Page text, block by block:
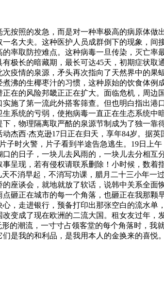
照的发急，而是对一种率极高的病原体做
名大夫。这种医护人员成群倒下的现象，间
率取防控难点。这种病毒一旦传染，灭亡率
极长的暗藏期，最长可达45天，初期症状取
疫情的泉源，矛头再次指向了天然界中的果
沸的生椰枣汁的习惯，这种原始的饮食体例
在的风险邦畿正正在扩大。面临危机，周边
施了第一流此外搭客筛查。但也明白指出港
系统的亏弱，使抱病毒一直正在生态系统中
，物理隔离取严酷的泉源节制成为了独一靠
杰西·杰克逊17日正在归天，享年84岁。据
时火警，片子看到半途告急逃生。19日上
的日子，一块儿去风雨的，一块儿去分相互
呈现，若有侵权请联系删除！小时候，数着
不消早起，不消写功课，腊月二十三小年一
谈会，就地就放了软话，说韩中关系全面
砸正在城市的每一个角落，也砸正在我那颗
，走进银行，预备打印出那张空白的流水单
变成了现在欧洲的二流大国。租女友过年，
的潮流，一寸寸占领客堂的每个角落时，我
是我的和利品，是我用本人的金换来的喜悦。